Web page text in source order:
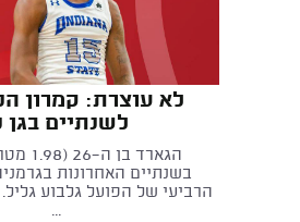
לא עוצרת: קמרון
לשנתיים בגן
הגארד
בשנתיים האחרונות
הרביעי של הפועל גלבוע
...